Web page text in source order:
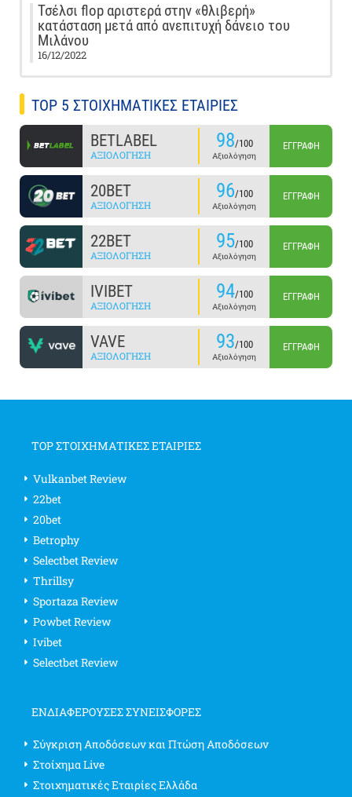
Τσέλσι flop αριστερά στην «θλιβερή»
κατάσταση μετά από ανεπιτυχή δάνειο του
Μιλάνου
16/12/2022
TOP 5 ΣΤΟΙΧΗΜΑΤΙΚΕΣ ΕΤΑΙΡΙΕΣ
BETLABEL
ΑΞΙΟΛΌΓΗΣΗ
98/100
Αξιολόγηση
ΕΓΓΡΑΦΉ
20BET
ΑΞΙΟΛΌΓΗΣΗ
96/100
Αξιολόγηση
ΕΓΓΡΑΦΉ
22BET
ΑΞΙΟΛΌΓΗΣΗ
95/100
Αξιολόγηση
ΕΓΓΡΑΦΉ
IVIBET
ΑΞΙΟΛΌΓΗΣΗ
94/100
Αξιολόγηση
ΕΓΓΡΑΦΉ
VAVE
ΑΞΙΟΛΌΓΗΣΗ
93/100
Αξιολόγηση
ΕΓΓΡΑΦΉ
TOP ΣΤΟΙΧΗΜΑΤΙΚΕΣ ΕΤΑΙΡΙΕΣ
Vulkanbet Review
22bet
20bet
Betrophy
Selectbet Review
Thrillsy
Sportaza Review
Powbet Review
Ivibet
Selectbet Review
ΕΝΔΙΑΦΈΡΟΥΣΕΣ ΣΥΝΕΙΣΦΟΡΈΣ
Σύγκριση Αποδόσεων και Πτώση Αποδόσεων
Στοίχημα Live
Στοιχηματικές Εταιρίες Ελλάδα